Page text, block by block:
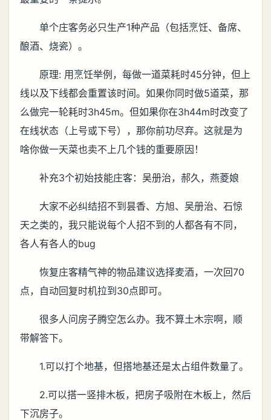
单个庄客务必只生产1种产品（包括烹饪、备席、
酿酒、烧瓷）。
原理: 用烹饪举例，每做一道菜耗时45分钟，但上
线以及下线都会重置该时间。如果你同时做5道菜，那
么做完一轮耗时3h45m。但如果你在3h44m时改变了
在线状态（上号或下号），那你前功尽弃。这就是为
啥你做一天菜也卖不上几个钱的重要原因！
补充3个初始技能庄客：吴册治，郝久，燕菱娘
大家不必纠结招不到昙香、方旭、吴册治、石惊
天之类的，我只能说每个人招不到的人都各有不同，
各人有各人的bug
恢复庄客精气神的物品建议选择麦酒，一次回70
点，自动回复时机拉到30点即可。
很多人问房子腾空怎么办。我不算土木宗啊，顺
带解答下。
1.可以打个地基，但搭地基还是太占组件数量了。
2.可以搭一竖排木板，把房子吸附在木板上，然后
下沉房子。